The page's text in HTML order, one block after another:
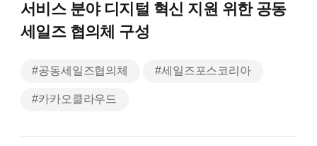
서비스 분야 디지털 혁신 지원 위한 공동
세일즈 협의체 구성
#공동세일즈협의체 #세일즈포스코리아
#카카오클라우드